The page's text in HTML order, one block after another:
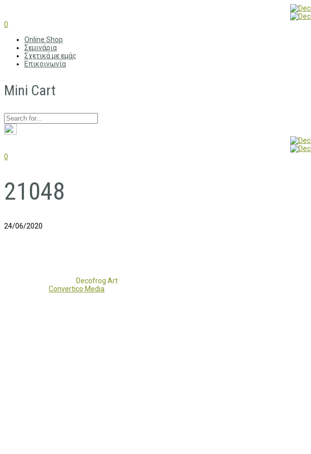
0
Online Shop
Σεμινάρια
Σχετικά με εμάς
Επικοινωνία
Mini Cart
0
21048
24/06/2020
Decofrog Art
Convertico Media